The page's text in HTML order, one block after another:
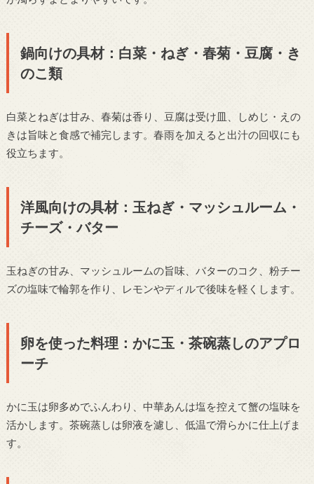
鍋向けの具材：白菜・ねぎ・春菊・豆腐・き
のこ類
白菜とねぎは甘み、春菊は香り、豆腐は受け皿、しめじ・えの
きは旨味と食感で補完します。春雨を加えると出汁の回収にも
役立ちます。
洋風向けの具材：玉ねぎ・マッシュルーム・
チーズ・バター
玉ねぎの甘み、マッシュルームの旨味、バターのコク、粉チー
ズの塩味で輪郭を作り、レモンやディルで後味を軽くします。
卵を使った料理：かに玉・茶碗蒸しのアプロ
ーチ
かに玉は卵多めでふんわり、中華あんは塩を控えて蟹の塩味を
活かします。茶碗蒸しは卵液を濾し、低温で滑らかに仕上げま
す。